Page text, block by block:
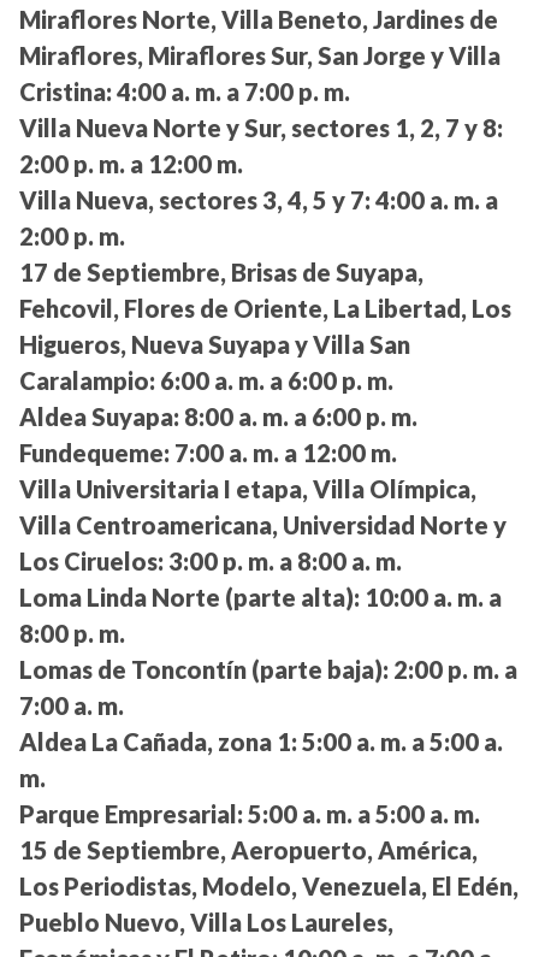
Miraflores Norte, Villa Beneto, Jardines de
Miraflores, Miraflores Sur, San Jorge y Villa
Cristina: 4:00 a. m. a 7:00 p. m.
Villa Nueva Norte y Sur, sectores 1, 2, 7 y 8:
2:00 p. m. a 12:00 m.
Villa Nueva, sectores 3, 4, 5 y 7: 4:00 a. m. a
2:00 p. m.
17 de Septiembre, Brisas de Suyapa,
Fehcovil, Flores de Oriente, La Libertad, Los
Higueros, Nueva Suyapa y Villa San
Caralampio: 6:00 a. m. a 6:00 p. m.
Aldea Suyapa: 8:00 a. m. a 6:00 p. m.
Fundequeme: 7:00 a. m. a 12:00 m.
Villa Universitaria I etapa, Villa Olímpica,
Villa Centroamericana, Universidad Norte y
Los Ciruelos: 3:00 p. m. a 8:00 a. m.
Loma Linda Norte (parte alta): 10:00 a. m. a
8:00 p. m.
Lomas de Toncontín (parte baja): 2:00 p. m. a
7:00 a. m.
Aldea La Cañada, zona 1: 5:00 a. m. a 5:00 a.
m.
Parque Empresarial: 5:00 a. m. a 5:00 a. m.
15 de Septiembre, Aeropuerto, América,
Los Periodistas, Modelo, Venezuela, El Edén,
Pueblo Nuevo, Villa Los Laureles,